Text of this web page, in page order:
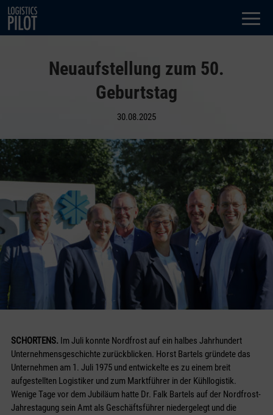
Dialog
window
Neuaufstellung zum 50.
Geburtstag
30.08.2025
SCHORTENS. Im Juli konnte Nordfrost auf ein halbes Jahrhundert
Unternehmensgeschichte zurückblicken. Horst Bartels gründete das
Unternehmen am 1. Juli 1975 und entwickelte es zu einem breit
aufgestellten Logistiker und zum Marktführer in der Kühllogistik.
Wenige Tage vor dem Jubiläum hatte Dr. Falk Bartels auf der Nordfrost-
Jahrestagung sein Amt als Geschäftsführer niedergelegt und die